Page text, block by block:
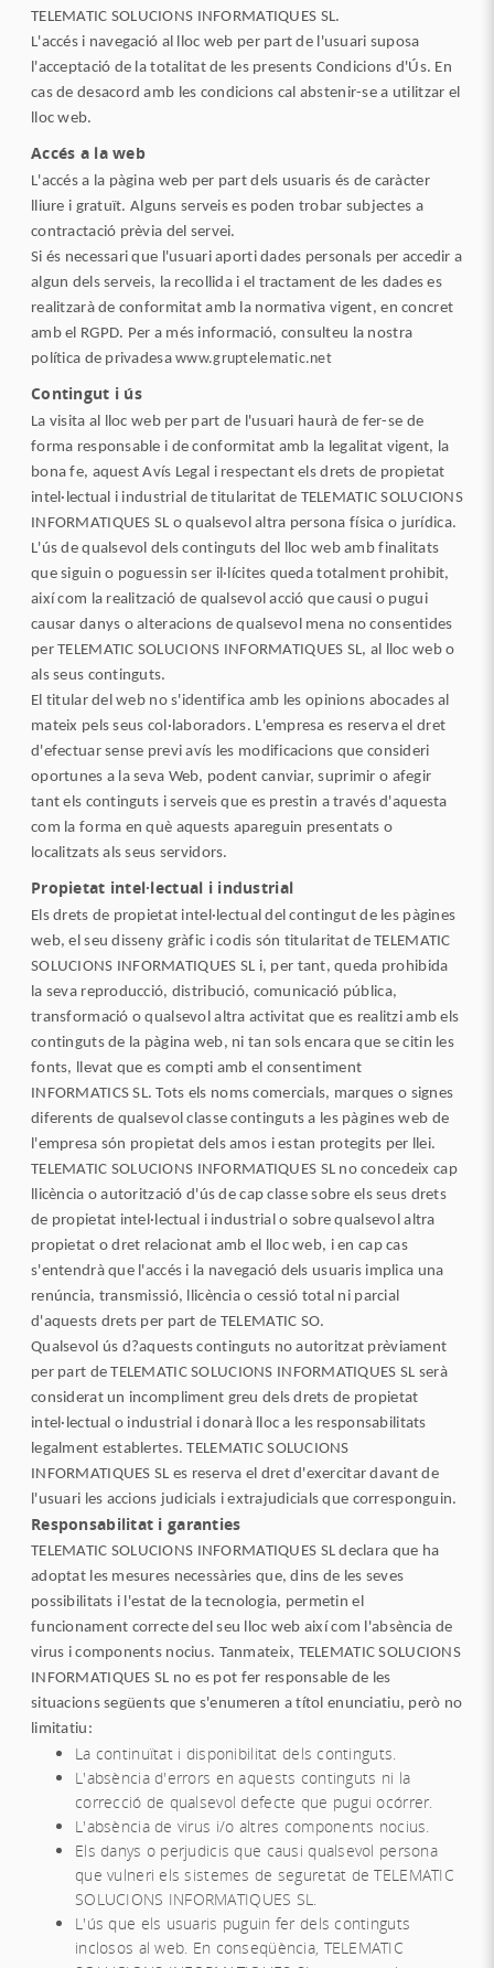
TELEMATIC SOLUCIONS INFORMATIQUES SL.
L'accés i navegació al lloc web per part de l'usuari suposa
l'acceptació de la totalitat de les presents Condicions d'Ús. En
cas de desacord amb les condicions cal abstenir-se a utilitzar el
lloc web.
Accés a la web
L'accés a la pàgina web per part dels usuaris és de caràcter
lliure i gratuït. Alguns serveis es poden trobar subjectes a
contractació prèvia del servei.
Si és necessari que l'usuari aporti dades personals per accedir a
algun dels serveis, la recollida i el tractament de les dades es
realitzarà de conformitat amb la normativa vigent, en concret
amb el RGPD. Per a més informació, consulteu la nostra
política de privadesawww.gruptelematic.net
Contingut i ús
La visita al lloc web per part de l'usuari haurà de fer-se de
forma responsable i de conformitat amb la legalitat vigent, la
bona fe, aquest Avís Legal i respectant els drets de propietat
intel·lectual i industrial de titularitat de TELEMATIC SOLUCIONS
INFORMATIQUES SL o qualsevol altra persona física o jurídica.
L'ús de qualsevol dels continguts del lloc web amb finalitats
que siguin o poguessin ser il·lícites queda totalment prohibit,
així com la realització de qualsevol acció que causi o pugui
causar danys o alteracions de qualsevol mena no consentides
per TELEMATIC SOLUCIONS INFORMATIQUES SL, al lloc web o
als seus continguts.
El titular del web no s'identifica amb les opinions abocades al
mateix pels seus col·laboradors. L'empresa es reserva el dret
d'efectuar sense previ avís les modificacions que consideri
oportunes a la seva Web, podent canviar, suprimir o afegir
tant els continguts i serveis que es prestin a través d'aquesta
com la forma en què aquests apareguin presentats o
localitzats als seus servidors.
Propietat intel·lectual i industrial
Els drets de propietat intel·lectual del contingut de les pàgines
web, el seu disseny gràfic i codis són titularitat de TELEMATIC
SOLUCIONS INFORMATIQUES SL i, per tant, queda prohibida
la seva reproducció, distribució, comunicació pública,
transformació o qualsevol altra activitat que es realitzi amb els
continguts de la pàgina web, ni tan sols encara que se citin les
fonts, llevat que es compti amb el consentiment
INFORMATICS SL. Tots els noms comercials, marques o signes
diferents de qualsevol classe continguts a les pàgines web de
l'empresa són propietat dels amos i estan protegits per llei.
TELEMATIC SOLUCIONS INFORMATIQUES SL no concedeix cap
llicència o autorització d'ús de cap classe sobre els seus drets
de propietat intel·lectual i industrial o sobre qualsevol altra
propietat o dret relacionat amb el lloc web, i en cap cas
s'entendrà que l'accés i la navegació dels usuaris implica una
renúncia, transmissió, llicència o cessió total ni parcial
d'aquests drets per part de TELEMATIC SO.
Qualsevol ús d?aquests continguts no autoritzat prèviament
per part de TELEMATIC SOLUCIONS INFORMATIQUES SL serà
considerat un incompliment greu dels drets de propietat
intel·lectual o industrial i donarà lloc a les responsabilitats
legalment establertes. TELEMATIC SOLUCIONS
INFORMATIQUES SL es reserva el dret d'exercitar davant de
l'usuari les accions judicials i extrajudicials que corresponguin.
Responsabilitat i garanties
TELEMATIC SOLUCIONS INFORMATIQUES SL declara que ha
adoptat les mesures necessàries que, dins de les seves
possibilitats i l'estat de la tecnologia, permetin el
funcionament correcte del seu lloc web així com l'absència de
virus i components nocius. Tanmateix, TELEMATIC SOLUCIONS
INFORMATIQUES SL no es pot fer responsable de les
situacions següents que s'enumeren a títol enunciatiu, però no
limitatiu:
La continuïtat i disponibilitat dels continguts.
L'absència d'errors en aquests continguts ni la
correcció de qualsevol defecte que pugui ocórrer.
L'absència de virus i/o altres components nocius.
Els danys o perjudicis que causi qualsevol persona
que vulneri els sistemes de seguretat de TELEMATIC
SOLUCIONS INFORMATIQUES SL.
L'ús que els usuaris puguin fer dels continguts
inclosos al web. En conseqüència, TELEMATIC